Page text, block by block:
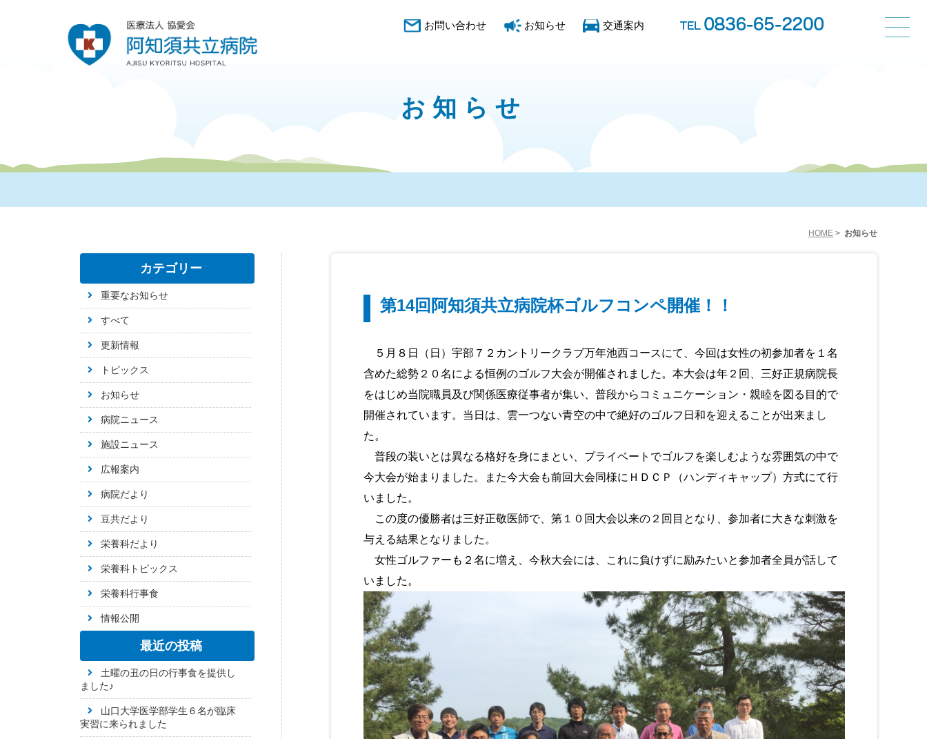
交通案内
お知らせ
お問い合わせ
お知らせ
HOME > お知らせ
第14回阿知須共立病院杯ゴルフコンペ開催！！
５月８日（日）宇部７２カントリークラブ万年池西コースにて、今回は女性の初参加者を１名
含めた総勢２０名による恒例のゴルフ大会が開催されました。本大会は年２回、三好正規病院長
をはじめ当院職員及び関係医療従事者が集い、普段からコミュニケーション・親睦を図る目的で
開催されています。当日は、雲一つない青空の中で絶好のゴルフ日和を迎えることが出来まし
た。
普段の装いとは異なる格好を身にまとい、プライベートでゴルフを楽しむような雰囲気の中で
今大会が始まりました。また今大会も前回大会同様にＨＤＣＰ（ハンディキャップ）方式にて行
いました。
この度の優勝者は三好正敬医師で、第１０回大会以来の２回目となり、参加者に大きな刺激を
与える結果となりました。
女性ゴルファーも２名に増え、今秋大会には、これに負けずに励みたいと参加者全員が話して
いました。
カテゴリー
重要なお知らせ
すべて
更新情報
トピックス
お知らせ
病院ニュース
施設ニュース
広報案内
病院だより
豆共だより
栄養科だより
栄養科トピックス
栄養科行事食
情報公開
最近の投稿
土曜の丑の日の行事食を提供し
ました♪
山口大学医学部学生６名が臨床
実習に来られました